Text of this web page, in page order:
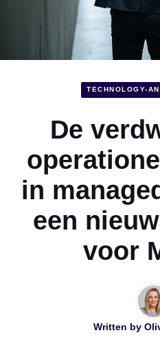
TECHNOLOGY-
De
in
een
voor
Written by